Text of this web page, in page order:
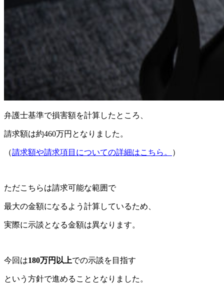
弁護士基準で損害額を計算したところ、
請求額は約460万円となりました。
（請求額や請求項目についての詳細はこちら。 ）
ただこちらは請求可能な範囲で
最大の金額になるよう計算しているため、
実際に示談となる金額は異なります。
今回は180万円以上での示談を目指す
という方針で進めることとなりました。